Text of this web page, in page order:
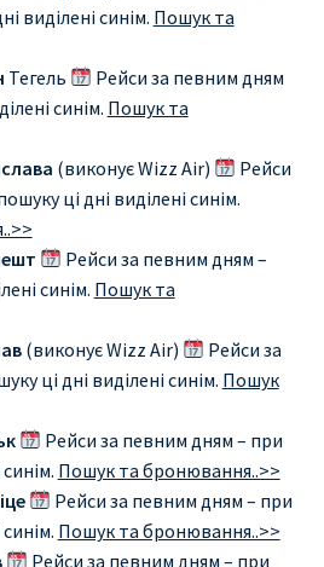
виділені синім. Пошук та
Тегель
Рейси за певним дням
синім. Пошук та
(виконує Wizz Air)
Рейси
ці дні виділені синім.
Рейси за певним дням –
синім. Пошук та
(виконує Wizz Air)
Рейси за
ці дні виділені синім. Пошук
Рейси за певним дням – при
Пошук та бронювання..>>
Рейси за певним дням – при
Пошук та бронювання..>>
Рейси за певним дням – при